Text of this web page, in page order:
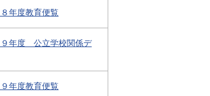
年度教育便覧
年度 公立学校関係デ
年度教育便覧